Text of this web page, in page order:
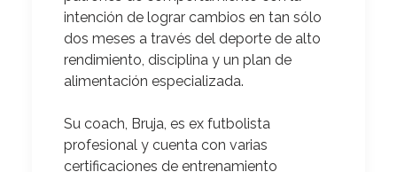
intención de lograr cambios en tan sólo
dos meses a través del deporte de alto
rendimiento, disciplina y un plan de
alimentación especializada.
Su coach, Bruja, es ex futbolista
profesional y cuenta con varias
certificaciones de entrenamiento